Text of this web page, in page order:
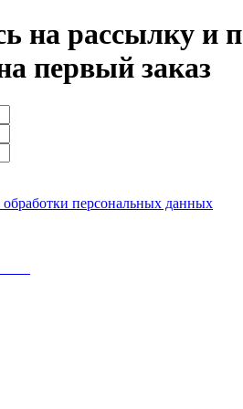
на рассылку и
первый заказ
персональных данных